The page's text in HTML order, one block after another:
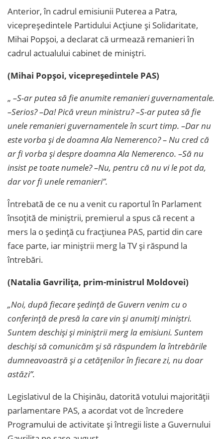
Anterior, în cadrul emisiunii Puterea a Patra,
vicepreședintele Partidului Acțiune și Solidaritate,
Mihai Popșoi, a declarat că urmează remanieri în
cadrul actualului cabinet de miniștri.
(Mihai Popșoi, vicepreședintele PAS)
„ –S-ar putea să fie anumite remanieri guvernamentale.
–Serios? –Da! Pică vreun ministru? –S-ar putea să fie
unele remanieri guvernamentele în scurt timp. –Dar nu
este vorba și de doamna Ala Nemerenco? – Nu cred că
ar fi vorba și despre doamna Ala Nemerenco. –Să nu
insist pe toate numele? –Nu, pentru că nu vi le pot da,
dar vor fi unele remanieri”.
Întrebată de ce nu a venit cu raportul în Parlament
însoțită de miniștrii, premierul a spus că recent a
mers la o ședință cu fracțiunea PAS, partid din care
face parte, iar miniștrii merg la TV și răspund la
întrebări.
(Natalia Gavrilița, prim-ministrul Moldovei)
„Noi, după fiecare ședință de Guvern venim cu o
conferință de presă la care vin și anumiți miniștri.
Suntem deschiși și miniștrii merg la emisiuni. Suntem
deschiși să comunicăm și să răspundem la întrebările
dumneavoastră și a cetățenilor în fiecare zi, nu doar
astăzi”.
Legislativul de la Chișinău, datorită votului majorității
parlamentare PAS, a acordat vot de încredere
Programului de activitate și întregii liste a Guvernului